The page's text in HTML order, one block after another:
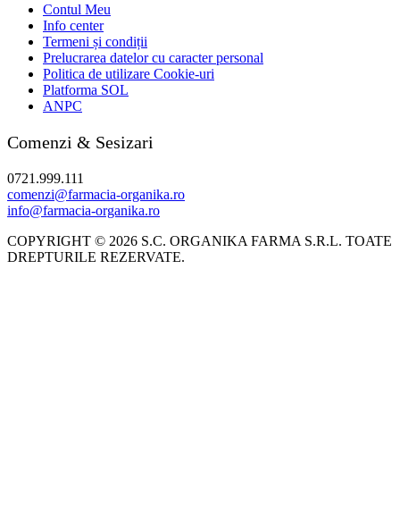
Contul Meu
Info center
Termeni și condiții
Prelucrarea datelor cu caracter personal
Politica de utilizare Cookie-uri
Platforma SOL
ANPC
Comenzi & Sesizari
0721.999.111
comenzi@farmacia-organika.ro
info@farmacia-organika.ro
COPYRIGHT © 2026 S.C. ORGANIKA FARMA S.R.L. TOATE
DREPTURILE REZERVATE.